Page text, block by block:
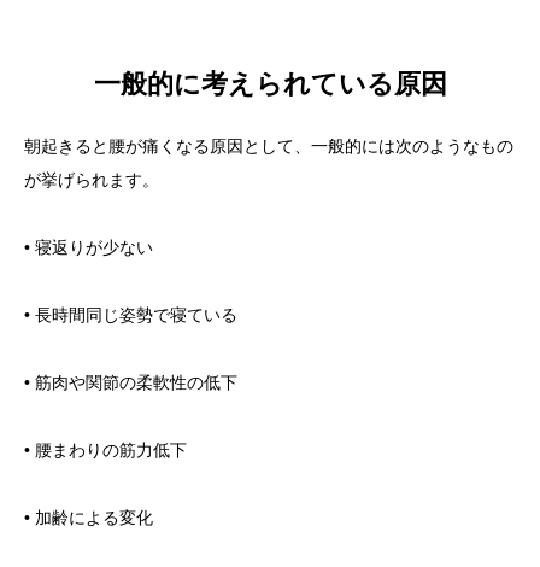
一般的に考えられている原因
朝起きると腰が痛くなる原因として、一般的には次のようなもの
が挙げられます。
• 寝返りが少ない
• 長時間同じ姿勢で寝ている
• 筋肉や関節の柔軟性の低下
• 腰まわりの筋力低下
• 加齢による変化